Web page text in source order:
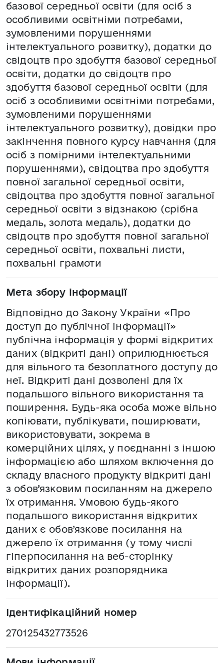
базової середньої освіти (для осіб з
особливими освітніми потребами,
зумовленими порушеннями
інтелектуального розвитку), додатки до
свідоцтв про здобуття базової середньої
освіти, додатки до свідоцтв про
здобуття базової середньої освіти (для
осіб з особливими освітніми потребами,
зумовленими порушеннями
інтелектуального розвитку), довідки про
закінчення повного курсу навчання (для
осіб з помірними інтелектуальними
порушеннями), свідоцтва про здобуття
повної загальної середньої освіти,
свідоцтва про здобуття повної загальної
середньої освіти з відзнакою (срібна
медаль, золота медаль), додатки до
свідоцтв про здобуття повної загальної
середньої освіти, похвальні листи,
похвальні грамоти
Мета збору інформації
Відповідно до Закону України «Про
доступ до публічної інформації»
публічна інформація у формі відкритих
даних (відкриті дані) оприлюднюється
для вільного та безоплатного доступу до
неї. Відкриті дані дозволені для їх
подальшого вільного використання та
поширення. Будь-яка особа може вільно
копіювати, публікувати, поширювати,
використовувати, зокрема в
комерційних цілях, у поєднанні з іншою
інформацією або шляхом включення до
складу власного продукту відкриті дані
з обов’язковим посиланням на джерело
їх отримання. Умовою будь-якого
подальшого використання відкритих
даних є обов’язкове посилання на
джерело їх отримання (у тому числі
гіперпосилання на веб-сторінку
відкритих даних розпорядника
інформації).
Ідентифікаційний номер
270125432773526